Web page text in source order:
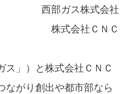
西部ガス株式会社
株式会社ＣＮＣ
ス」）と株式会社ＣＮＣ
ながり創出や都市部なら